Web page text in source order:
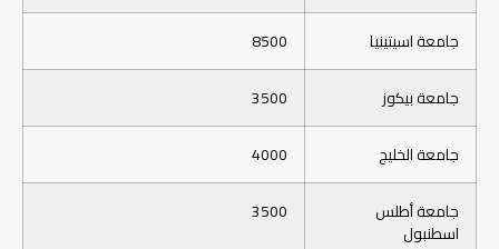
جامعة اسيتينيا
8500
جامعة بيكوز
3500
جامعة الخليج
4000
جامعة أطلس
اسطنبول
3500